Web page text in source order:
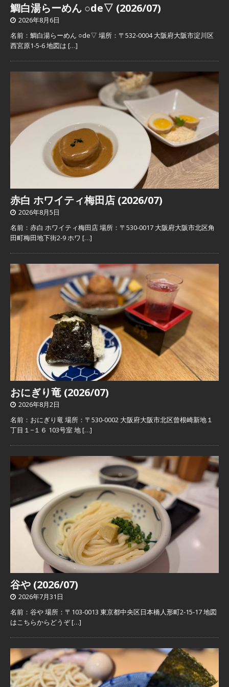
鯛白湯らーめん ○de▽ (2026/07)
2026年8月6日
名前：鯛白湯らーめん ○de▽ 場所：〒532-0004 大阪府大阪市淀川区
西宮原1-5-6 地図は […]
赤白 ホワイティ梅田店 (2026/07)
2026年8月5日
名前：赤白 ホワイティ梅田店 場所：〒530-0017 大阪府大阪市北区角
田町梅田地下街2-9 ホワ […]
おにぎり竜 (2026/07)
2026年8月2日
名前：おにぎり竜 場所：〒530-0002 大阪府大阪市北区曾根崎新地１
丁目１−１６ 103号室 地[…]
谷や (2026/07)
2026年7月31日
名前：谷や 場所：〒103-0013 東京都中央区日本橋人形町2-15-17 地図
はこちらからどうぞ[…]